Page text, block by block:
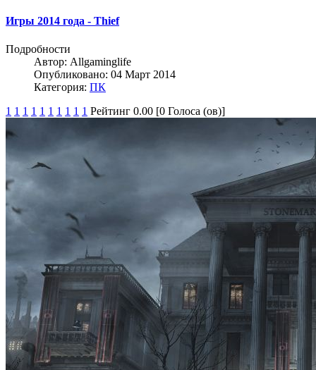
Игры 2014 года - Thief
Подробности
Автор: Allgaminglife
Опубликовано: 04 Март 2014
Категория: ПК
1 1 1 1 1 1 1 1 1 1 Рейтинг 0.00 [0 Голоса (ов)]